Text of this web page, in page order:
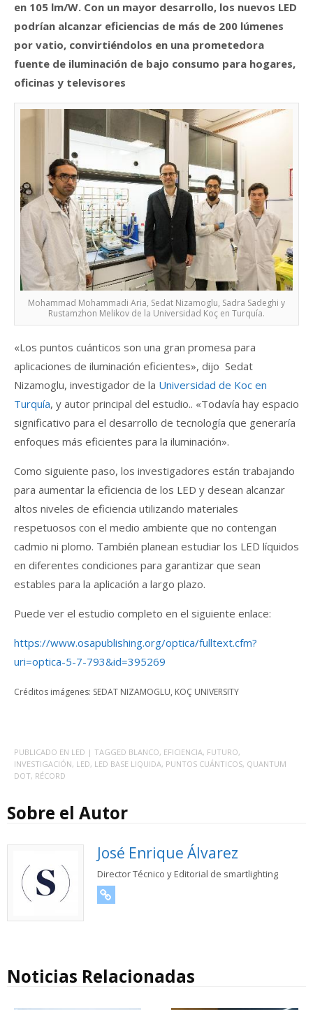
en 105 lm/W. Con un mayor desarrollo, los nuevos LED
podrían alcanzar eficiencias de más de 200 lúmenes
por vatio, convirtiéndolos en una prometedora
fuente de iluminación de bajo consumo para hogares,
oficinas y televisores
Mohammad Mohammadi Aria, Sedat Nizamoglu, Sadra Sadeghi y
Rustamzhon Melikov de la Universidad Koç en Turquía.
«Los puntos cuánticos son una gran promesa para
aplicaciones de iluminación eficientes», dijo Sedat
Nizamoglu, investigador de la Universidad de Koc en
Turquía, y autor principal del estudio.. «Todavía hay espacio
significativo para el desarrollo de tecnología que generaría
enfoques más eficientes para la iluminación».
Como siguiente paso, los investigadores están trabajando
para aumentar la eficiencia de los LED y desean alcanzar
altos niveles de eficiencia utilizando materiales
respetuosos con el medio ambiente que no contengan
cadmio ni plomo. También planean estudiar los LED líquidos
en diferentes condiciones para garantizar que sean
estables para la aplicación a largo plazo.
Puede ver el estudio completo en el siguiente enlace:
https://www.osapublishing.org/optica/fulltext.cfm?
uri=optica-5-7-793&id=395269
Créditos imágenes: SEDAT NIZAMOGLU, KOÇ UNIVERSITY
PUBLICADO EN LED | TAGGED BLANCO, EFICIENCIA, FUTURO,
INVESTIGACIÓN, LED, LED BASE LIQUIDA, PUNTOS CUÁNTICOS, QUANTUM
DOT, RÉCORD
Sobre el Autor
José Enrique Álvarez
Director Técnico y Editorial de smartlighting
Noticias Relacionadas